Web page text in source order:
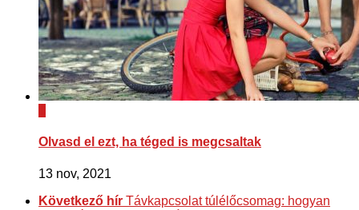
Olvasd el ezt, ha téged is megcsaltak
13 nov, 2021
Következő hír Távkapcsolat túlélőcsomag: hogyan